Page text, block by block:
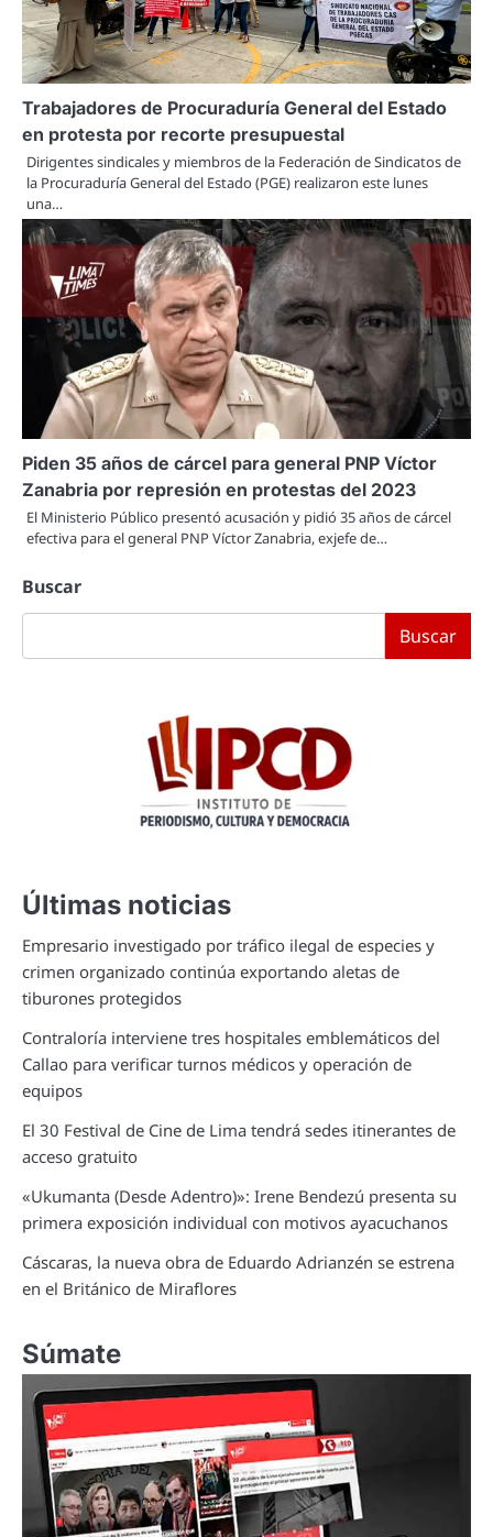
Trabajadores de Procuraduría General del Estado
en protesta por recorte presupuestal
Dirigentes sindicales y miembros de la Federación de Sindicatos de
la Procuraduría General del Estado (PGE) realizaron este lunes
una…
Piden 35 años de cárcel para general PNP Víctor
Zanabria por represión en protestas del 2023
El Ministerio Público presentó acusación y pidió 35 años de cárcel
efectiva para el general PNP Víctor Zanabria, exjefe de…
Buscar
Buscar
Últimas noticias
Empresario investigado por tráfico ilegal de especies y
crimen organizado continúa exportando aletas de
tiburones protegidos
Contraloría interviene tres hospitales emblemáticos del
Callao para verificar turnos médicos y operación de
equipos
El 30 Festival de Cine de Lima tendrá sedes itinerantes de
acceso gratuito
«Ukumanta (Desde Adentro)»: Irene Bendezú presenta su
primera exposición individual con motivos ayacuchanos
Cáscaras, la nueva obra de Eduardo Adrianzén se estrena
en el Británico de Miraflores
Súmate